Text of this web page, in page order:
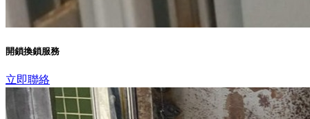
開鎖換鎖服務
立即聯絡